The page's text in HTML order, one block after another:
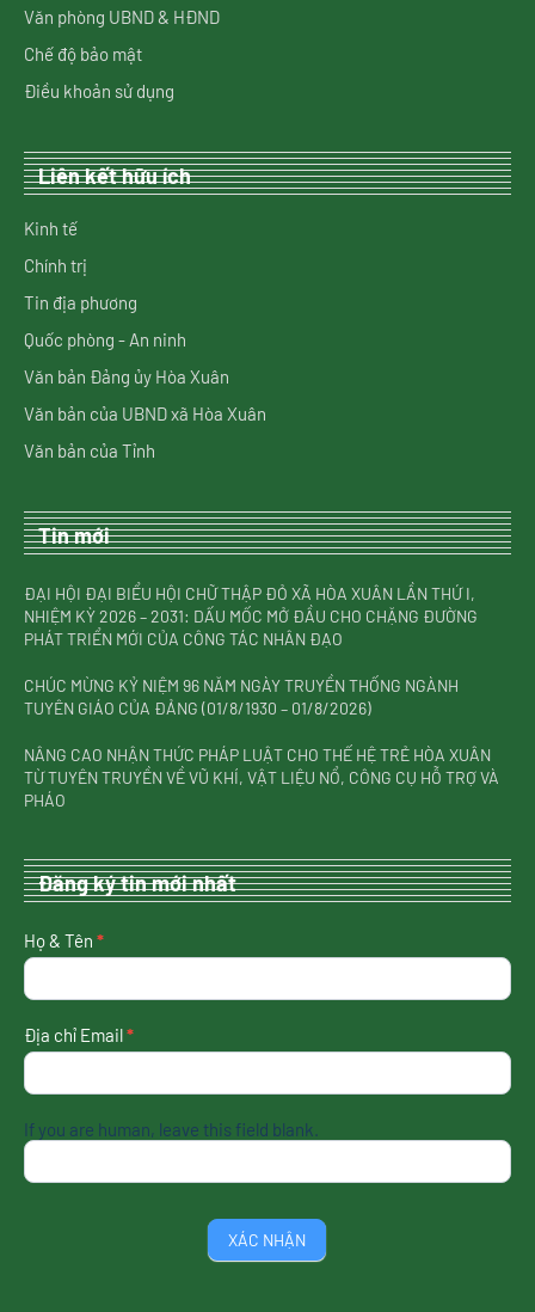
Văn phòng UBND & HĐND
Chế độ bảo mật
Điều khoản sử dụng
Liên kết hữu ích
Kinh tế
Chính trị
Tin địa phương
Quốc phòng - An ninh
Văn bản Đảng ủy Hòa Xuân
Văn bản của UBND xã Hòa Xuân
Văn bản của Tỉnh
Tin mới
ĐẠI HỘI ĐẠI BIỂU HỘI CHỮ THẬP ĐỎ XÃ HÒA XUÂN LẦN THỨ I,
NHIỆM KỲ 2026 – 2031: DẤU MỐC MỞ ĐẦU CHO CHẶNG ĐƯỜNG
PHÁT TRIỂN MỚI CỦA CÔNG TÁC NHÂN ĐẠO
CHÚC MỪNG KỶ NIỆM 96 NĂM NGÀY TRUYỀN THỐNG NGÀNH
TUYÊN GIÁO CỦA ĐẢNG (01/8/1930 – 01/8/2026)
NÂNG CAO NHẬN THỨC PHÁP LUẬT CHO THẾ HỆ TRẺ HÒA XUÂN
TỪ TUYÊN TRUYỀN VỀ VŨ KHÍ, VẬT LIỆU NỔ, CÔNG CỤ HỖ TRỢ VÀ
PHÁO
Đăng ký tin mới nhất
nhận
tin
nhất
Họ & Tên *
Địa chỉ Email*
If you are human, leave this field blank.
XÁC NHẬN